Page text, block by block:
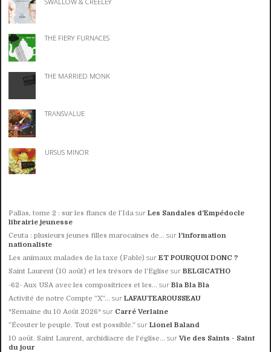
THE FIERY FURNACES
THE MARRIED MONK
TRANSVALUE
URSUS MINOR
Pallas, tome 2 : sur les flancs de l’Ida surLes Sandales d'Empédocle
librairie jeunesse
Ceuta : plusieurs jeunes filles marocaines de... surl'information
nationaliste
Les animaux malades de la taxe (Fable) surET POURQUOI DONC ?
Saint Laurent (10 août) et les trésors de l'Eglise surBELGICATHO
-62- Aux USA avec les compositrices et les... surBla Bla Bla
Activité de notre Compte ”X”... surLAFAUTEAROUSSEAU
*Semaine du 10 Août 2026* sur Carré Verlaine
”Écouter le peuple. Tout est possible.” surLionel Baland
10 août. Saint Laurent, archidiacre de l'église... surVie des Saints - Saint
du jour